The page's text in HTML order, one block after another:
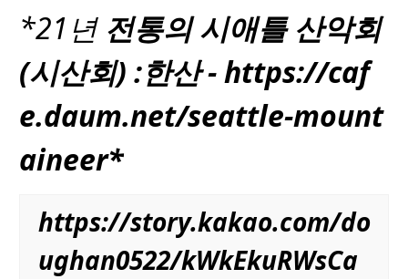
*21년전통의시애틀산악회
(시산회) :한산 - https://caf
e.daum.net/seattle-mount
aineer*
https://story.kakao.com/do
ughan0522/kWkEkuRWsCa